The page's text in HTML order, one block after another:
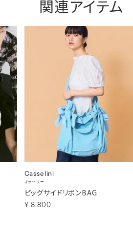
関連アイテム
Casselini
キャセリーニ
ビッグサイドリボンBAG
¥ 8,800